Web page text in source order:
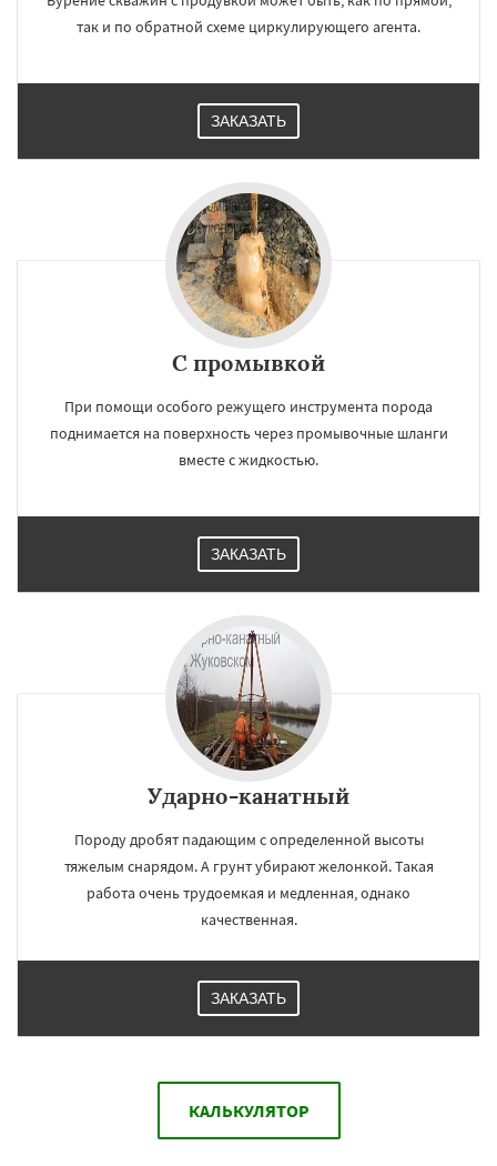
так и по обратной схеме циркулирующего агента.
ЗАКАЗАТЬ
С промывкой
При помощи особого режущего инструмента порода
поднимается на поверхность через промывочные шланги
вместе с жидкостью.
ЗАКАЗАТЬ
Ударно-канатный
Породу дробят падающим с определенной высоты
тяжелым снарядом. А грунт убирают желонкой. Такая
работа очень трудоемкая и медленная, однако
качественная.
ЗАКАЗАТЬ
КАЛЬКУЛЯТОР